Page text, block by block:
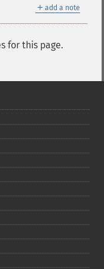
＋ add a note
for this page.